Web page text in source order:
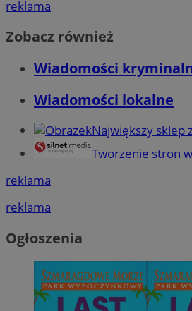
reklama
Zobacz również
Wiadomości
Wiadomości lokalne
Największy sklep
Tworzenie stron
reklama
reklama
Ogłoszenia